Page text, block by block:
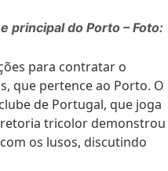
principal do Porto – Foto:
para contratar o
que pertence ao Porto. O
de Portugal, que joga
tricolor demonstrou
os lusos, discutindo